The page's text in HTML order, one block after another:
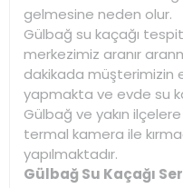
gelmesine neden olur.
Gülbağ su kaçağı
merkezimiz aranır
dakikada müşterimizin
yapmakta ve evde su
Gülbağ ve yakın
termal kamera ile
yapılmaktadır.
Gülbağ Su Kaçağı